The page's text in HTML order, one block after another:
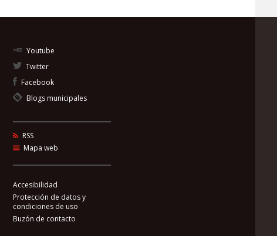
Youtube
Twitter
Facebook
Blogs municipales
RSS
Mapa web
Accesibilidad
Protección de datos y
condiciones de uso
Buzón de contacto